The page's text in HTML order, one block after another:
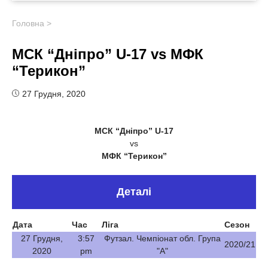
Головна >
МСК “Дніпро” U-17 vs МФК
“Терикон”
27 Грудня, 2020
МСК “Дніпро” U-17
vs
МФК “Терикон”
Деталі
Дата Час Ліга
Сезон
27 Грудня,
2020
3:57
pm
Футзал. Чемпіонат обл. Група
"А"
2020/21